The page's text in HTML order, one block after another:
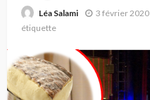
Léa Salami 3 février 2020
étiquette